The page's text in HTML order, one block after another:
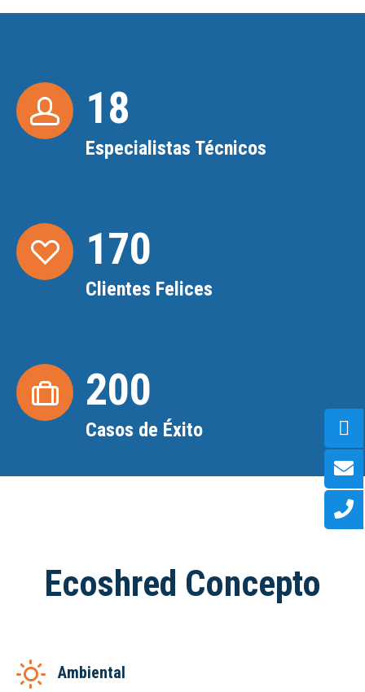
18
Especialistas Técnicos
170
Clientes Felices
200
Casos de Éxito
Ecoshred Concepto
Ambiental